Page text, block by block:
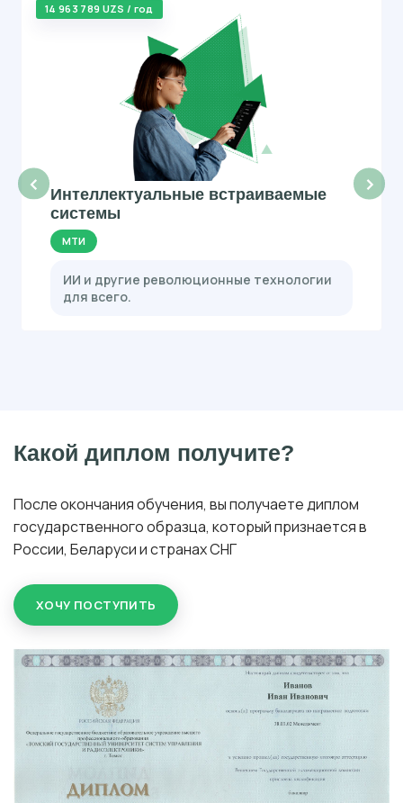
‹
14 963 789 UZS / год
Интеллектуальные встраиваемые
системы
МТИ
ИИ и другие революционные технологии
для всего.
›
Какой диплом получите?
После окончания обучения, вы получаете диплом
государственного образца, который признается в
России, Беларуси и странах СНГ
ХОЧУ ПОСТУПИТЬ